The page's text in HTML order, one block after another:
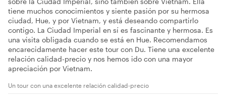
tiene muchos conocimientos y siente pasión por su hermosa
ciudad, Hue, y por Vietnam, y está deseando compartirlo
contigo. La Ciudad Imperial en sí es fascinante y hermosa. Es
una visita obligada cuando se está en Hue. Recomendamos
encarecidamente hacer este tour con Du. Tiene una excelente
relación calidad-precio y nos hemos ido con una mayor
apreciación por Vietnam.
Un tour con una excelente relación calidad-precio